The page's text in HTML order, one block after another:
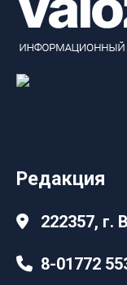
Редакция
222357, г.
8-01772